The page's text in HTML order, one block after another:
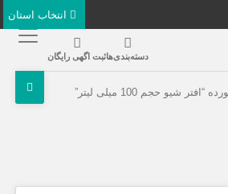
دسته‌بندی‌هاثبت اگهی رایگان
شیو حجم 100 میلی لیتر”